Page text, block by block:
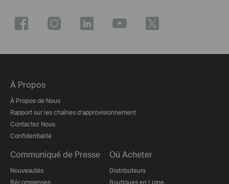
À Propos
À Propos de Nous
Rapport sur les chaînes d’approvisionnement
Contactez Nous
Confidentialité
Communiqué de Presse
Nouveautés
Récompenses
Où Acheter
Distributeurs
Boutiques en Ligne